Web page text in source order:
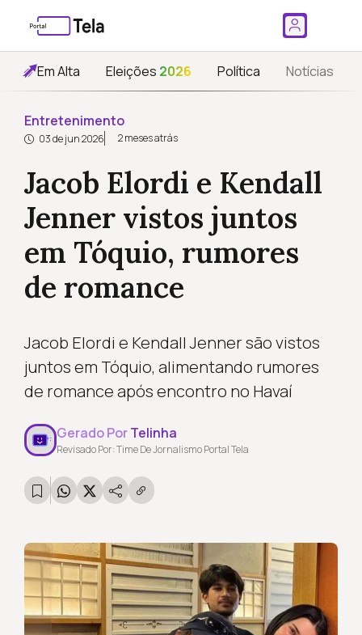
Em Alta Eleições 2026 Política Notícias
Entretenimento
03 de jun 2026 2 meses atrás
Jacob Elordi e Kendall
Jenner vistos juntos
em Tóquio, rumores
de romance
Jacob Elordi e Kendall Jenner são vistos
juntos em Tóquio, alimentando rumores
de romance após encontro no Havaí
Gerado PorTelinha
Revisado Por: Time De Jornalismo Portal Tela